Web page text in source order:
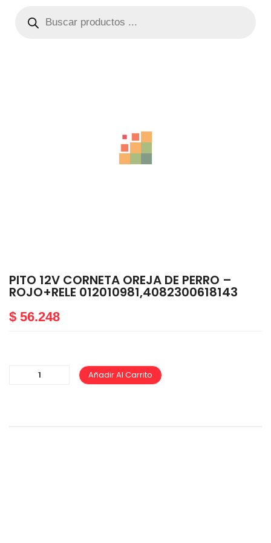
PITO 12V CORNETA OREJA DE PERRO –
ROJO+RELE 012010981,4082300618143
$ 56.248
Añadir Al Carrito